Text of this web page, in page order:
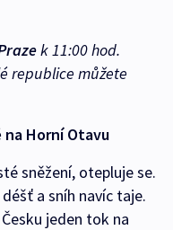
k 11:00 hod.
republice můžete
Horní Otavu
sněžení, otepluje se.
a sníh navíc taje.
jeden tok na